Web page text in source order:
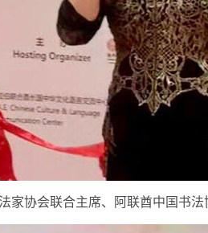
家协会联合主席、阿联酋中国书